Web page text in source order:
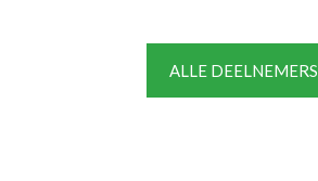
ALLE DEELNEMERS